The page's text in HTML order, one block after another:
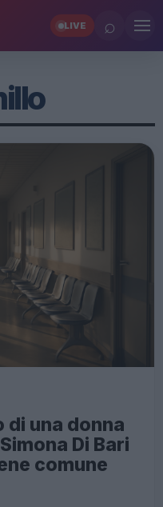
LIVE ⌕
di una donna
Di Bari
comune